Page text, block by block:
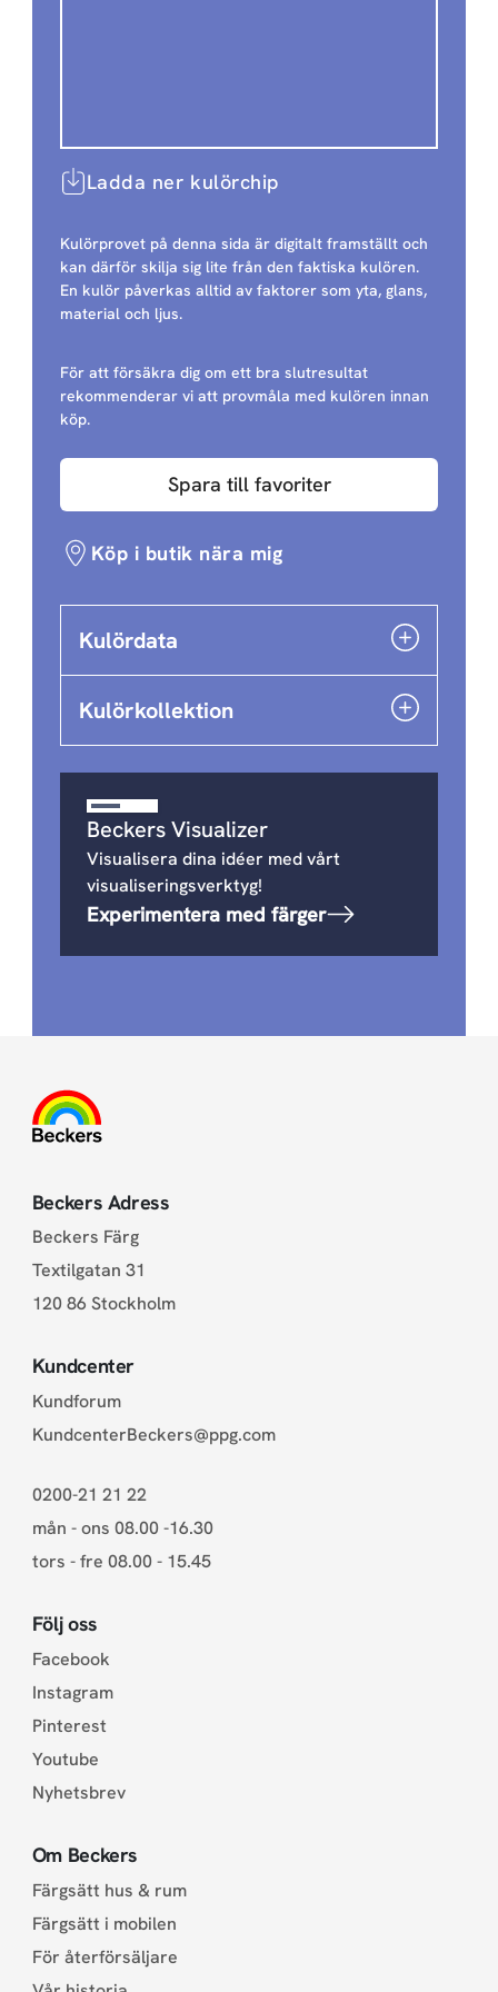
Ladda ner kulörchip
Kulörprovet på denna sida är digitalt framställt och
kan därför skilja sig lite från den faktiska kulören.
En kulör påverkas alltid av faktorer som yta, glans,
material och ljus.
För att försäkra dig om ett bra slutresultat
rekommenderar vi att provmåla med kulören innan
köp.
Spara till favoriter
Köp i butik nära mig
Kulördata
Kulörkollektion
Beckers Visualizer
Visualisera dina idéer med vårt
visualiseringsverktyg!
Experimentera med färger
Beckers Adress
Beckers Färg
Textilgatan 31
120 86 Stockholm
Kundcenter
Kundforum
KundcenterBeckers@ppg.com
0200-21 21 22
mån - ons 08.00 -16.30
tors - fre 08.00 - 15.45
Följ oss
Facebook
Instagram
Pinterest
Youtube
Nyhetsbrev
Om Beckers
Färgsätt hus & rum
Färgsätt i mobilen
För återförsäljare